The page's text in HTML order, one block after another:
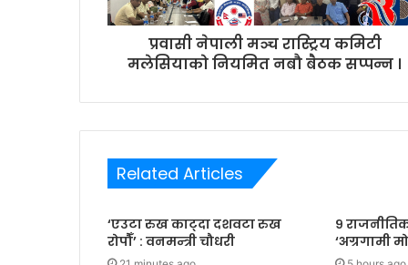
d
r
प्रवासी नेपाली मञ्च रास्ट्रिय कमिटी
मलेसियाको नियमित नबौ बैठक सप्पन्न ।
Related Articles
‘एउटा रुख काट्दा दशवटा रुख
रोपौँ’ : वनमन्त्री चौधरी
९
‘अग्रगामी